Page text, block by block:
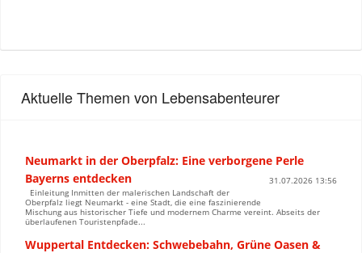
Aktuelle Themen von Lebensabenteurer
Neumarkt in der Oberpfalz: Eine verborgene Perle
Bayerns entdecken
31.07.2026 13:56
Einleitung Inmitten der malerischen Landschaft der
Oberpfalz liegt Neumarkt - eine Stadt, die eine faszinierende
Mischung aus historischer Tiefe und modernem Charme vereint. Abseits der
überlaufenen Touristenpfade...
Wuppertal Entdecken: Schwebebahn, Grüne Oasen &